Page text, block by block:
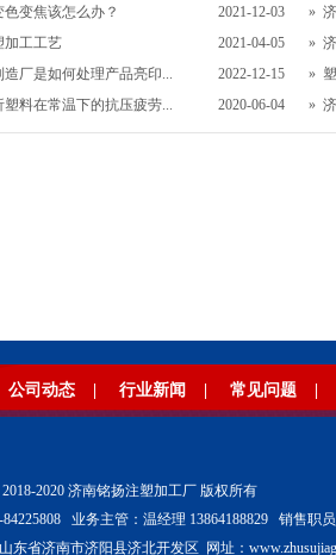
2021-12-03
变焦该怎么办？ »
2021-04-05
加工工艺 »
2022-12-15
厂是如何处理产品亮印... »
2020-06-04
料在常温下的抗压疲劳... »
公司动态 行业新闻 常见问题
2020 济南铭扬注塑加工厂 版权所有
84225808 业务主管：温经理 13864188829 销售职
东省济南市济阳县济北开发区 网址：